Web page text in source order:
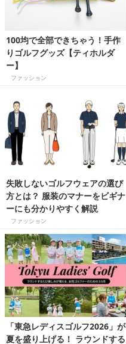
100均で全部できちゃう！手作
りゴルフグッズ【ティホルダ
ー】
ファッション
失敗しないゴルフウェアの選び
方とは？ 服装のマナーをビギナ
ーにも分かりやすく解説
ファッション
「東急レディスゴルフ2026」が
夏を盛り上げる！ ラウンドする